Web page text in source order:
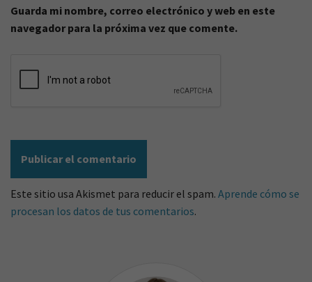
Guarda mi nombre, correo electrónico y web en este
navegador para la próxima vez que comente.
Este sitio usa Akismet para reducir el spam. Aprende cómo se
procesan los datos de tus comentarios.